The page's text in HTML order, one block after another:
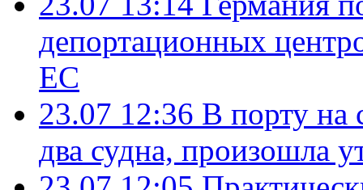
депортационных
ЕС
23.07 12:36 В порту на
два судна, произошла